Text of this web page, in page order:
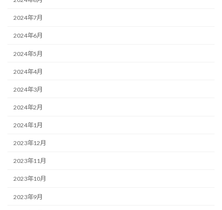
2024年7月
2024年6月
2024年5月
2024年4月
2024年3月
2024年2月
2024年1月
2023年12月
2023年11月
2023年10月
2023年9月